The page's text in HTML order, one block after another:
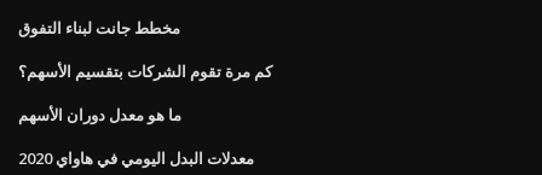
مخطط جانت لبناء التفوق
كم مرة تقوم الشركات بتقسيم الأسهم؟
ما هو معدل دوران الأسهم
معدلات البدل اليومي في هاواي 2020